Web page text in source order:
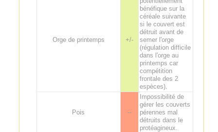
Orge de printemps +/-
bénéfique sur la
céréale suivante
si le couvert est
détruit avant de
semer l'orge
(régulation difficile
dans l'orge au
printemps car
compétition
frontale des 2
espèces).
Pois --
Impossibilité de
gérer les couverts
pérennes mal
détruits dans le
protéagineux.